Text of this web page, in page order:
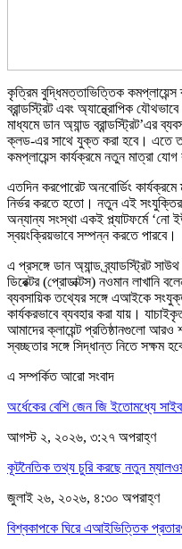
কৃত্রিম বুদ্ধিমত্তাভিত্তিক
ব্রান্ডস্ট্রিট এবং অ্যান্থ্রোপিক
মাধ্যমে ডান অ্যান্ড ব্রান্ডস্ট্রিট’এর
ক্লড-এর সাথে যুক্ত করা হবে। এতে
কমপ্লায়েন্স কার্যক্রমে নতুন মাত্রা যোগ
এতদিন করপোরেট অনবোর্ডিং কার্যক্রমে
নির্ভর করতে হতো। নতুন এই সংযুক্তির
অন্যান্য সংস্থা একই প্ল্যাটফর্মে ‘নো
স্বয়ংক্রিয়ভাবে সম্পন্ন করতে পারবে।
এ প্রসঙ্গে ডান অ্যান্ড ব্র্যাডস্ট্রিট
ডিরেক্টর (প্রোডাক্টস) নওমান লাখানি
ব্যবসায়িক তথ্যের সঙ্গে এআইকে
কার্যকরভাবে ব্যবহার করা যায়।
আমাদের ক্লায়েন্ট প্রতিষ্ঠানগুলো আরও
স্বচ্ছতার সঙ্গে সিদ্ধান্ত নিতে সক্ষম
এ সম্পর্কিত আরো সংবাদ
অর্ধেকের বেশি জেন জি ইতোমধ্যে
আগস্ট ২, ২০২৬, ৩:২৭ অপরাহ্ণ
কূটনৈতিক তথ্য চুরি করছে নতুন
জুলাই ২৬, ২০২৬, ৪:৩০ অপরাহ্ণ
বিশ্বকাপকে ঘিরে এআইভিত্তিক